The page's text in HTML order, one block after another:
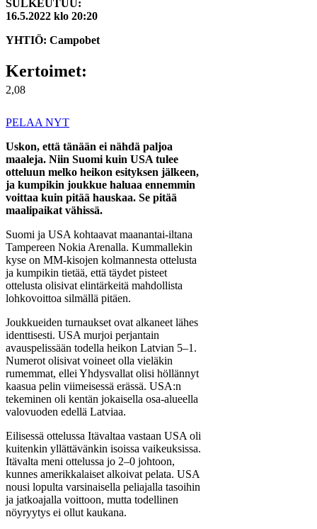
SULKEUTUU:
16.5.2022 klo 20:20
YHTIÖ: Campobet
Kertoimet:
2,08
PELAA NYT
Uskon, että tänään ei nähdä paljoa
maaleja. Niin Suomi kuin USA tulee
otteluun melko heikon esityksen jälkeen,
ja kumpikin joukkue haluaa ennemmin
voittaa kuin pitää hauskaa. Se pitää
maalipaikat vähissä.
Suomi ja USA kohtaavat maanantai-iltana
Tampereen Nokia Arenalla. Kummallekin
kyse on MM-kisojen kolmannesta ottelusta
ja kumpikin tietää, että täydet pisteet
ottelusta olisivat elintärkeitä mahdollista
lohkovoittoa silmällä pitäen.
Joukkueiden turnaukset ovat alkaneet lähes
identtisesti. USA murjoi perjantain
avauspelissään todella heikon Latvian 5–1.
Numerot olisivat voineet olla vieläkin
rumemmat, ellei Yhdysvallat olisi höllännyt
kaasua pelin viimeisessä erässä. USA:n
tekeminen oli kentän jokaisella osa-alueella
valovuoden edellä Latviaa.
Eilisessä ottelussa Itävaltaa vastaan USA oli
kuitenkin yllättävänkin isoissa vaikeuksissa.
Itävalta meni ottelussa jo 2–0 johtoon,
kunnes amerikkalaiset alkoivat pelata. USA
nousi lopulta varsinaisella peliajalla tasoihin
ja jatkoajalla voittoon, mutta todellinen
nöyryytys ei ollut kaukana.